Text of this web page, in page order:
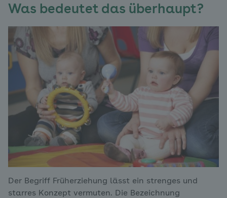
Was bedeutet das überhaupt?
Der Begriff Früherziehung lässt ein strenges und
starres Konzept vermuten. Die Bezeichnung